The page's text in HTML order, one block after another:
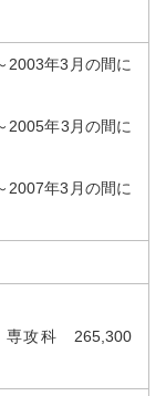
年3月の間に
年3月の間に
年3月の間に
攻科 265,300